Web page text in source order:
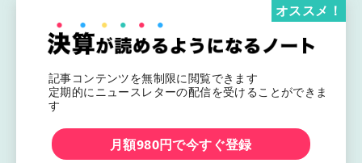
記事コンテンツを無制限に閲覧できます
定期的にニュースレターの配信を受けることができま
す
オススメ！
月額980円で今すぐ登録